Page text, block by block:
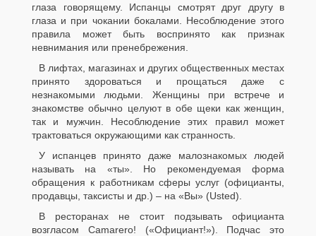
глаза говорящему. Испанцы смотрят друг другу в
глаза и при чокании бокалами. Несоблюдение этого
правила может быть воспринято как признак
невнимания или пренебрежения.
В лифтах, магазинах и других общественных местах
принято здороваться и прощаться даже с
незнакомыми людьми. Женщины при встрече и
знакомстве обычно целуют в обе щеки как женщин,
так и мужчин. Несоблюдение этих правил может
трактоваться окружающими как странность.
У испанцев принято даже малознакомых людей
называть на «ты». Но рекомендуемая форма
обращения к работникам сферы услуг (официанты,
продавцы, таксисты и др.) – на «Вы» (Usted).
В ресторанах не стоит подзывать официанта
возгласом Camarero! («Официант!»). Подчас это